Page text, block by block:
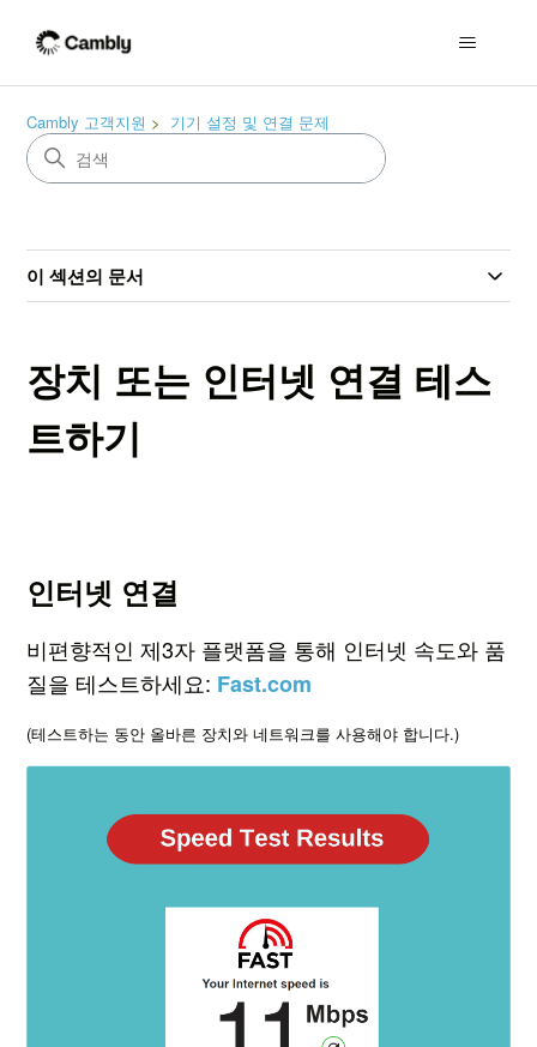
Cambly 고객지원 기기 설정 및 연결 문제
이 섹션의 문서
장치 또는 인터넷 연결 테스
트하기
인터넷 연결
비편향적인 제3자 플랫폼을 통해 인터넷 속도와 품
질을 테스트하세요: Fast.com
(테스트하는 동안 올바른 장치와 네트워크를 사용해야 합니다.)